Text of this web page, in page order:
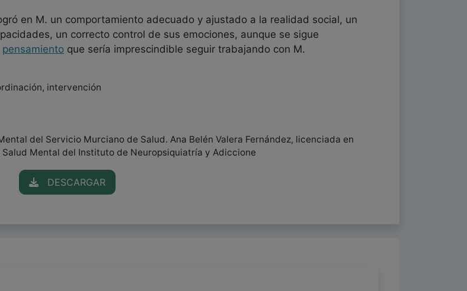
en M. un comportamiento adecuado y ajustado a la realidad social, un
un correcto control de sus emociones, aunque se sigue
pensamiento que sería imprescindible seguir trabajando con M.
intervención
del Servicio Murciano de Salud. Ana Belén Valera Fernández, licenciada en
Mental del Instituto de Neuropsiquiatría y Adiccione
DESCARGAR